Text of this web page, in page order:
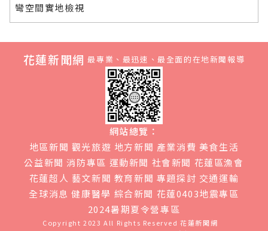
彎空間實地檢視
花蓮新聞網 最專業、最迅速、最全面的在地新聞報導
網站總覽：
地區新聞 觀光旅遊 地方新聞 產業消費 美食生活
公益新聞 消防專區 運動新聞 社會新聞 花蓮區漁會
花蓮超人 藝文新聞 教育新聞 專題探討 交通運輸
全球消息 健康醫學 綜合新聞 花蓮0403地震專區
2024暑期夏令營專區
Copyright 2023 All Rights Reserved花蓮新聞網